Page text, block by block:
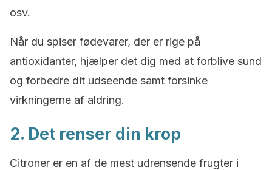
osv.
Når du spiser fødevarer, der er rige på
antioxidanter, hjælper det dig med at forblive sund
og forbedre dit udseende samt forsinke
virkningerne af aldring.
2. Det renser din krop
Citroner er en af de mest udrensende frugter i